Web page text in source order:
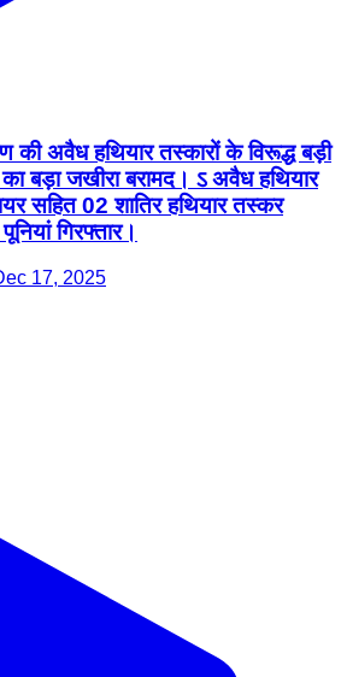
की अवैध हथियार तस्कारों के विरूद्ध बड़ी
का बड़ा जखीरा बरामद। ऽ अवैध हथियार
सहित 02 शातिर हथियार तस्कर
गिरफ्तार।
17, 2025